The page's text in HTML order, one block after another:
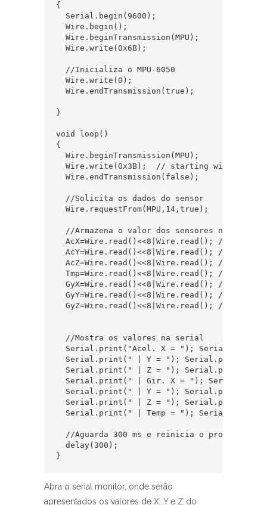
{
  Serial.begin(9600);
  Wire.begin();
  Wire.beginTransmission(MPU);
  Wire.write(0x6B);
  //Inicializa o MPU-6050
  Wire.write(0);
  Wire.endTransmission(true);
}
void loop()
{
  Wire.beginTransmission(MPU);
Wire.write(0x3B);  // starting with
  Wire.endTransmission(false);
  //Solicita os dados do sensor
  Wire.requestFrom(MPU,14,true);
//Armazena o valor dos sensores nas
AcX=Wire.read()<<8|Wire.read(); //0x3B
AcY=Wire.read()<<8|Wire.read(); //0x3D
AcZ=Wire.read()<<8|Wire.read(); //0x3F
Tmp=Wire.read()<<8|Wire.read(); //0x41
GyX=Wire.read()<<8|Wire.read(); //0x43
GyY=Wire.read()<<8|Wire.read(); //0x45
GyZ=Wire.read()<<8|Wire.read(); //0x47
  //Mostra os valores na serial
Serial.print("Acel. X = ");
Serial.print(" | Y = ");
Serial.print(" | Z = ");
Serial.print(" | Gir. X = ");
Serial.print(" | Y = ");
Serial.print(" | Z = ");
Serial.print(" | Temp = ");
  //Aguarda 300 ms e reinicia o processo
  delay(300);
}
Abra o serial monitor, onde serão
apresentados os valores de X, Y e Z do